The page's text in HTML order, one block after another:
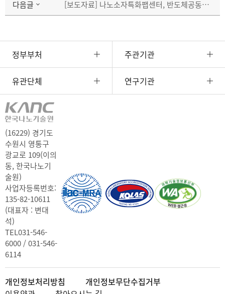
다음글
[보도자료] 나노소자특화팹센터, 반도체공동연구소와 협력약정 체결
정부부처 주관기관
유관단체 연구기관
(16229) 경기도
수원시 영통구
광교로 109(이의
동, 한국나노기
술원)
사업자등록번호:
135-82-10611
(대표자 : 변대
석)
TEL031-546-
6000 / 031-546-
6114
개인정보처리방침
개인정보무단수집거부